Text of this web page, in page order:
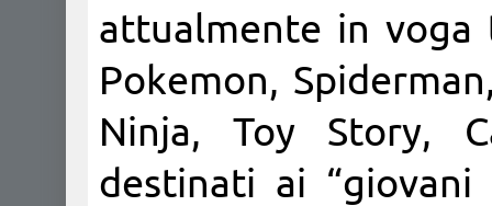
attualmente in voga
Pokemon,
Ninja, Toy Story,
destinati ai